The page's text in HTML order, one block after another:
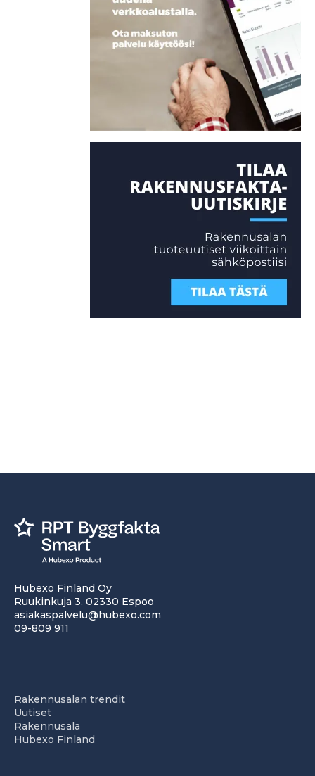
Hubexo Finland Oy
Ruukinkuja 3, 02330 Espoo
asiakaspalvelu@hubexo.com
09-809 911
Rakennusalan trendit
Uutiset
Rakennusala
Hubexo Finland